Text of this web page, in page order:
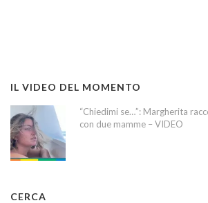
IL VIDEO DEL MOMENTO
“Chiedimi se…”: Margherita
con due mamme – VIDEO
CERCA